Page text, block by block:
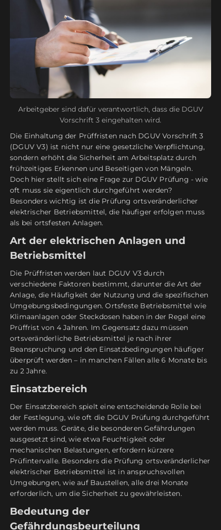
Arbeitgeber sind dafür verantwortlich, dass die DGUV
Vorschrift 3 eingehalten wird.
Die Einhaltung der Prüffristen nach DGUV Vorschrift 3
(DGUV V3) ist nicht nur eine gesetzliche Verpflichtung,
sondern erhöht die Sicherheit am Arbeitsplatz durch
frühzeitiges Erkennen und Beseitigen von Mängeln.
Doch hier stellt sich eine Frage zur DGUV Prüfung - wie
oft muss sie eigentlich durchgeführt werden?
Besonders wichtig ist die Prüfung ortsveränderlicher
elektrischer Betriebsmittel, die häufiger erfolgen muss
als bei ortsfesten Anlagen.
Art der elektrischen Anlagen und
Betriebsmittel
Die Prüffristen werden laut DGUV V3 durch
verschiedene Faktoren bestimmt, darunter die Art der
Anlage, die Häufigkeit der Nutzung und die spezifischen
Umgebungsbedingungen. Ortsfeste Betriebsmittel wie
Klimaanlagen oder Steckdosen haben in der Regel eine
Prüffrist von 4 Jahren. Im Gegensatz dazu müssen
ortsveränderliche Betriebsmittel je nach ihrer
Beanspruchung und den Einsatzbedingungen häufiger
überprüft werden – in manchen Fällen alle 6 Monate bis
zu 2 Jahre.
Einsatzbereich
Der Einsatzbereich spielt eine entscheidende Rolle bei
der Festlegung, wie oft die DGUV Prüfung durchgeführt
werden muss. Geräte, die besonderen Gefährdungen
ausgesetzt sind, wie etwa Feuchtigkeit oder
mechanischen Belastungen, erfordern kürzere
Prüfintervalle. Besonders die Prüfung ortsveränderlicher
elektrischer Betriebsmittel ist in anspruchsvollen
Umgebungen, wie auf Baustellen, alle drei Monate
erforderlich, um die Sicherheit zu gewährleisten.
Bedeutung der
Gefährdungsbeurteilung